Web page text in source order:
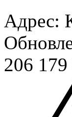
Адрес:
206 179